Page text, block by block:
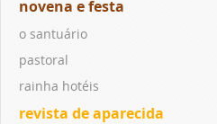
novena e festa
o santuário
pastoral
rainha hotéis
revista de aparecida